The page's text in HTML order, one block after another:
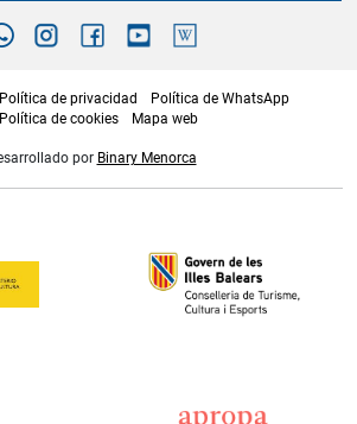
Política de privacidad
Política de WhatsApp
Política de cookies
Mapa web
por Binary Menorca